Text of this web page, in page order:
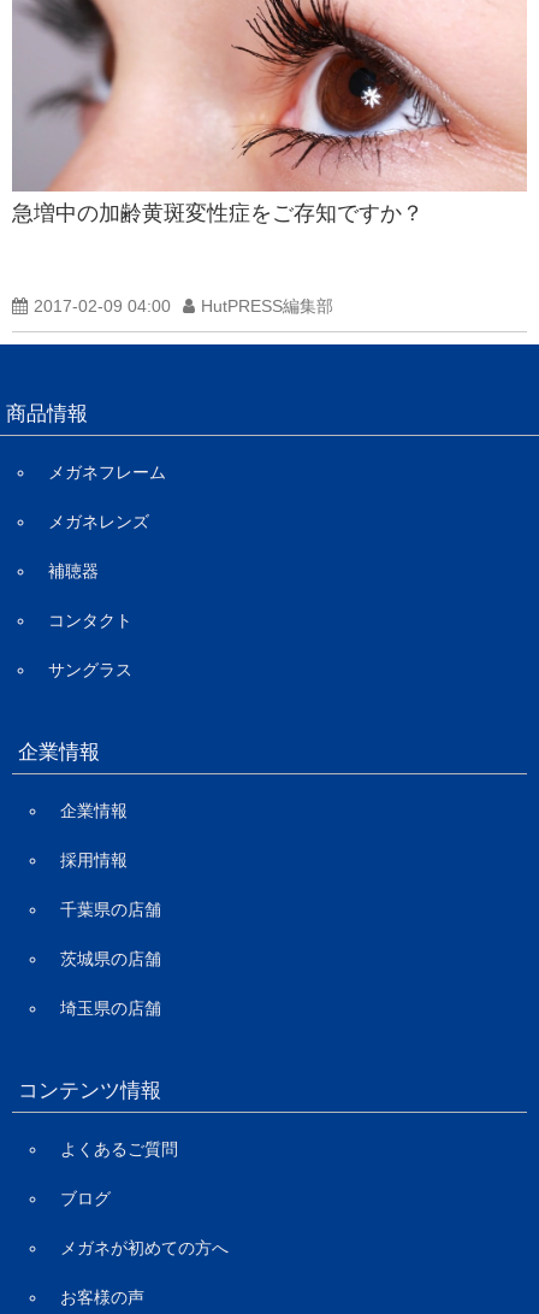
急増中の加齢黄斑変性症をご存知ですか？
2017-02-09 04:00 HutPRESS編集部
商品情報
メガネフレーム
メガネレンズ
補聴器
コンタクト
サングラス
企業情報
企業情報
採用情報
千葉県の店舗
茨城県の店舗
埼玉県の店舗
コンテンツ情報
よくあるご質問
ブログ
メガネが初めての方へ
お客様の声